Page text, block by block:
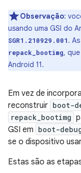
Observação:
usando uma GSI do
SGR1.210929.001.
repack_bootimg,
Android 11.
Em vez de
reconstruir boot-
repack_bootimg
GSI em boot-
se o dispositivo
Estas são as